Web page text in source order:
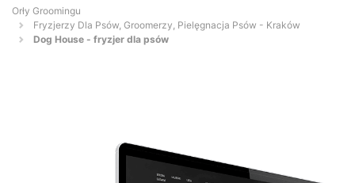
Orły Groomingu
Fryzjerzy Dla Psów, Groomerzy, Pielęgnacja Psów - Kraków
Dog House - fryzjer dla psów